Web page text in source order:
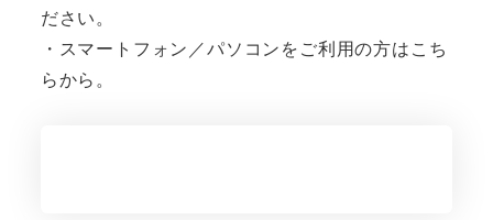
ださい。
・スマートフォン／パソコンをご利用の方はこち
らから。